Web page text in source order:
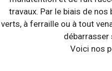
travaux. Par le biais de
verts, à ferraille ou à tout
débarrasser
Voici nos